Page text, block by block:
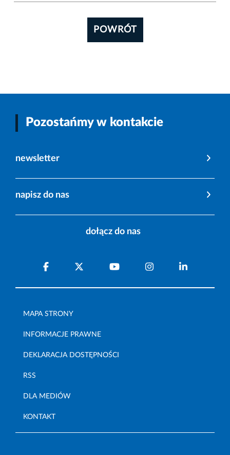
POWRÓT
Pozostańmy w kontakcie
newsletter
napisz do nas
dołącz do nas
MAPA STRONY
INFORMACJE PRAWNE
DEKLARACJA DOSTĘPNOŚCI
RSS
DLA MEDIÓW
KONTAKT